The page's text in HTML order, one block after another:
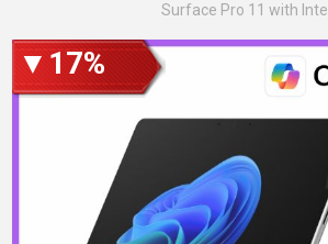
Surface Pro 11 with Intel
▼17%